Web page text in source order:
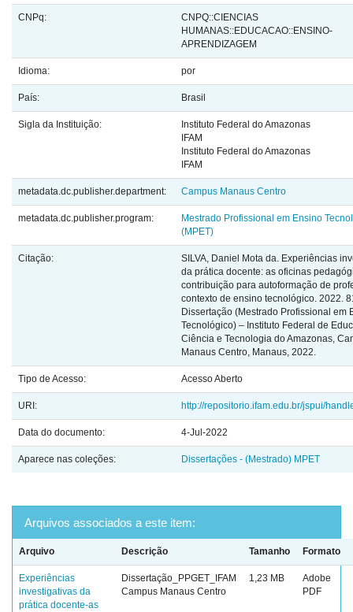
CNPq:
CNPQ::CIENCIAS
HUMANAS::EDUCACAO::ENSINO-
APRENDIZAGEM
Idioma: por
País: Brasil
Sigla da Instituição:
Instituto Federal do Amazonas
IFAM
Instituto Federal do Amazonas
IFAM
metadata.dc.publisher.department: Campus Manaus Centro
metadata.dc.publisher.program:
Mestrado Profissional em Ensino
(MPET)
Citação:
SILVA, Daniel Mota da. Experiências
da prática docente: as oficinas
contribuição para autoformação de
contexto de ensino tecnológico. 2022.
Dissertação (Mestrado Profissional em
Tecnológico) – Instituto Federal de
Ciência e Tecnologia do Amazonas,
Manaus Centro, Manaus, 2022.
Tipo de Acesso: Acesso Aberto
URI: http://repositorio.ifam.edu.br/jspui/
Data do documento: 4-Jul-2022
Aparece nas coleções: Dissertações - (Mestrado) MPET
Arquivos associados a este item:
Arquivo Descrição Tamanho Formato
Experiências
investigativas da
prática docente-as
Dissertação_PPGET_IFAM
Campus Manaus Centro
1,23 MB
Adobe
PDF